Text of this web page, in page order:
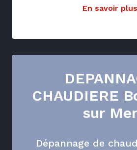
En savoir plus
CHAUDIERE
sur Mer
Dépannage de